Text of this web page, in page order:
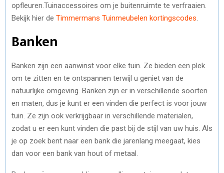
opfleuren.Tuinaccessoires om je buitenruimte te verfraaien.
Bekijk hier de Timmermans Tuinmeubelen kortingscodes
Banken
Banken zijn een aanwinst voor elke tuin. Ze bieden een plek
om te zitten en te ontspannen terwijl u geniet van de
natuurlijke omgeving. Banken zijn er in verschillende soorten
en maten, dus je kunt er een vinden die perfect is voor jouw
tuin. Ze zijn ook verkrijgbaar in verschillende materialen,
zodat u er een kunt vinden die past bij de stijl van uw huis. Als
je op zoek bent naar een bank die jarenlang meegaat, kies
dan voor een bank van hout of metaal.